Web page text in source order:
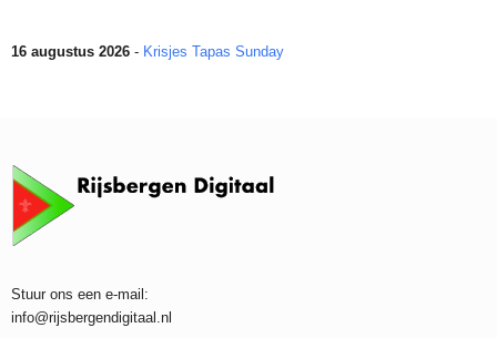
16 augustus 2026 - Krisjes Tapas Sunday
Stuur ons een e-mail:
info@rijsbergendigitaal.nl